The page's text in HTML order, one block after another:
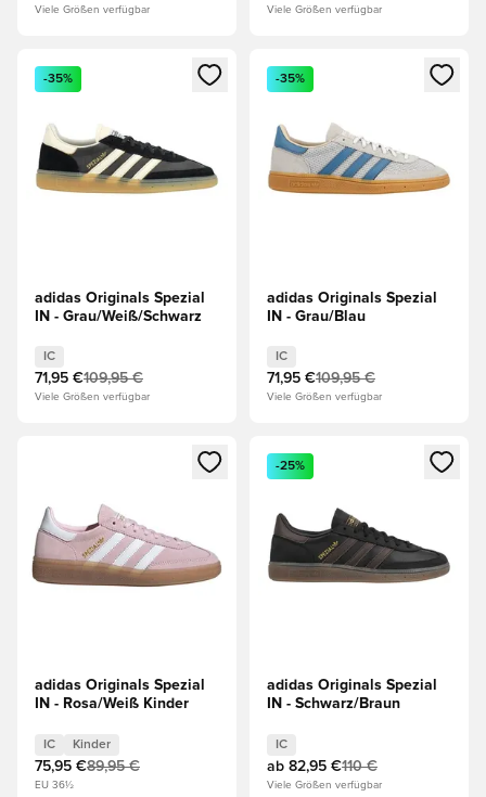
Viele Größen verfügbar Viele Größen verfügbar
Öffnet ein neues Fenster zum Anmelden oder Registrieren
-35%
adidas Originals Spezial
IN - Grau/Weiß/Schwarz
IC
71,95 €109,95 €
Viele Größen verfügbar
Öffnet ein neues Fenster
-35%
adidas Originals Spezial
IN - Grau/Blau
IC
71,95 €109,95 €
Viele Größen verfügbar
Öffnet ein neues Fenster zum Anmelden oder Registrieren
adidas Originals Spezial
IN - Rosa/Weiß Kinder
IC Kinder
75,95 €89,95 €
EU 36½
Öffnet ein neues Fenster
-25%
adidas Originals Spezial
IN - Schwarz/Braun
IC
ab 82,95 €110 €
Viele Größen verfügbar